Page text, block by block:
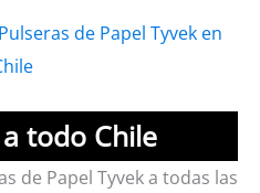
de Papel Tyvek en
todo Chile
de Papel Tyvek a todas las